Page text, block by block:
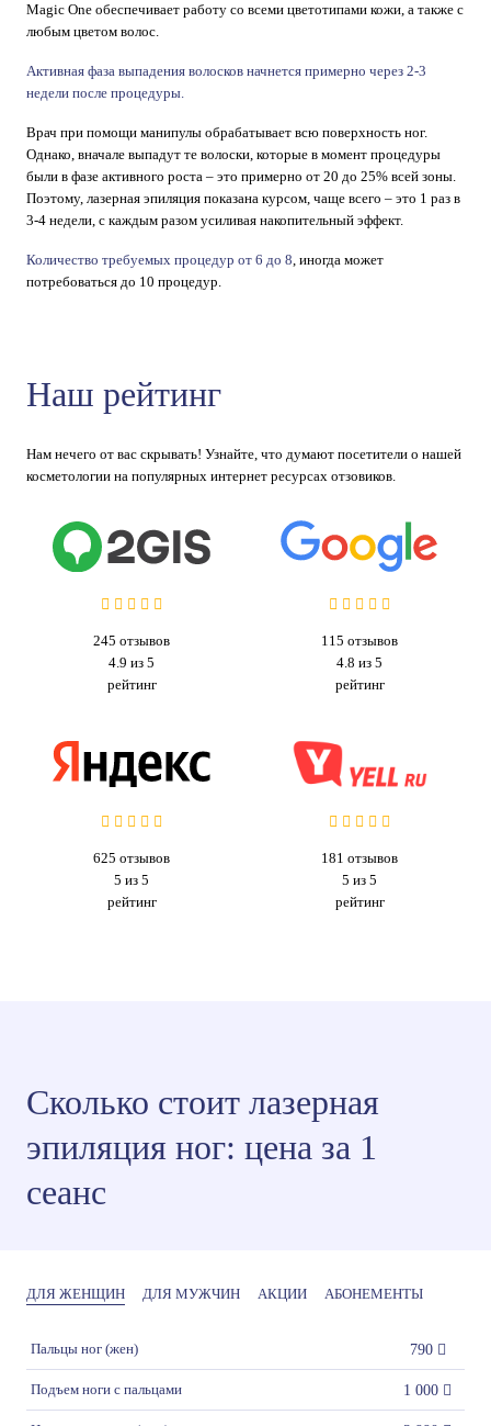
Magic One обеспечивает работу со всеми цветотипами кожи, а также с
любым цветом волос.
Активная фаза выпадения волосков начнется примерно через 2-3
недели после процедуры.
Врач при помощи манипулы обрабатывает всю поверхность ног.
Однако, вначале выпадут те волоски, которые в момент процедуры
были в фазе активного роста – это примерно от 20 до 25% всей зоны.
Поэтому, лазерная эпиляция показана курсом, чаще всего – это 1 раз в
3-4 недели, с каждым разом усиливая накопительный эффект.
Количество требуемых процедур от 6 до 8, иногда может
потребоваться до 10 процедур.
Наш рейтинг
Нам нечего от вас скрывать! Узнайте, что думают посетители о нашей
косметологии на популярных интернет ресурсах отзовиков.
245 отзывов
4.9 из 5
рейтинг
115 отзывов
4.8 из 5
рейтинг
625 отзывов
5 из 5
рейтинг
181 отзывов
5 из 5
рейтинг
Сколько стоит лазерная
эпиляция ног: цена за 1
сеанс
ДЛЯ ЖЕНЩИН ДЛЯ МУЖЧИН АКЦИИ АБОНЕМЕНТЫ
Пальцы ног (жен) 790
Подъем ноги с пальцами 1 000